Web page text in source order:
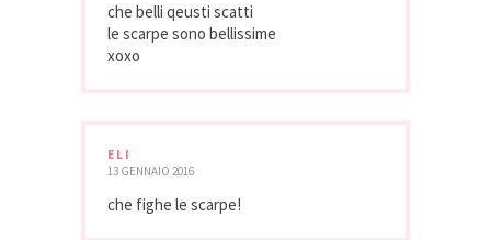
che belli qeusti scatti
le scarpe sono bellissime
xoxo
ELI
13 GENNAIO 2016
che fighe le scarpe!